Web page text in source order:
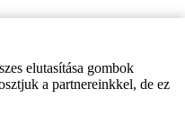
elutasítása gombok
a partnereinkkel, de ez